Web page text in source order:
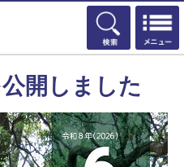
検索
開しました